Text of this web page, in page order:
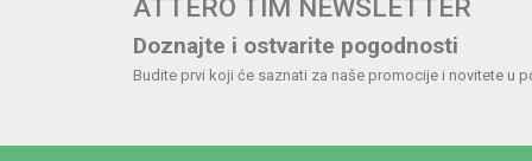
ATTERO TIM NEWSLETTER
Doznajte i ostvarite pogodnosti
Budite prvi koji će saznati za naše promocije i novitete u